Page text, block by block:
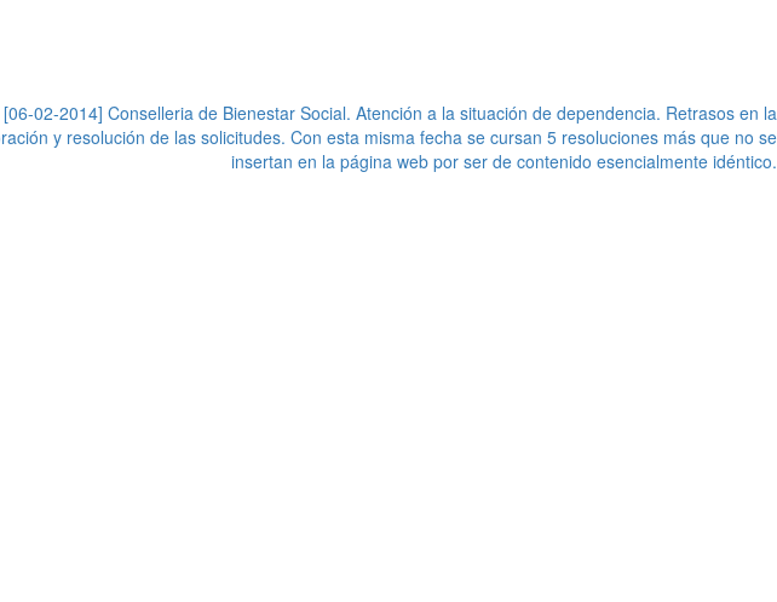
[06-02-2014] Conselleria de Bienestar Social. Atención a la situación de dependencia. Retrasos en la
y resolución de las solicitudes. Con esta misma fecha se cursan 5 resoluciones más que no se
insertan en la página web por ser de contenido esencialmente idéntico.